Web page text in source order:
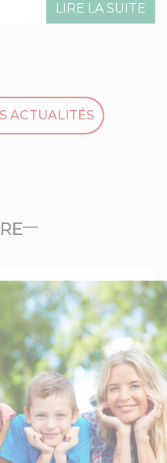
LIRE LA SUITE
ACTUALITÉS